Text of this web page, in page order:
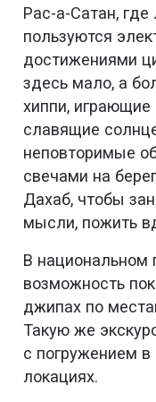
Рас-а-Сатан,
пользуются
достижениями
здесь мало, а
хиппи, играющие
славящие
неповторимые
свечами на
Дахаб, чтобы
мысли, пожить
В национальном
возможность
джипах по
Такую же
с погружением
локациях.